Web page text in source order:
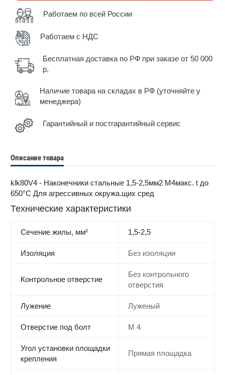
Работаем по всей России
Работаем с НДС
Бесплатная доставка по РФ при заказе от 50 000
р.
Наличие товара на складах в РФ (уточняйте у
менеджера)
Гарантийный и постгарантийный сервис
Описание товара
klk80V4 - Наконечники стальные 1,5-2,5мм2 M4макс. t до
650°С Для агрессивных окружа.щих сред
Технические характеристики
Сечение жилы, мм² 1,5-2,5
Изоляция Без изоляции
Контрольное отверстие
Без контрольного
отверстия
Лужение Луженый
Отверстие под болт М 4
Угол установки площадки
крепления
Прямая площадка